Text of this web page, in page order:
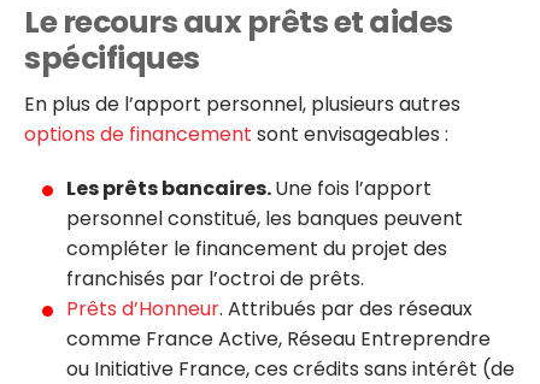
Le recours aux prêts et aides
spécifiques
En plus de l’apport personnel, plusieurs autres
options de financement sont envisageables :
Les prêts bancaires.Une fois l’apport
personnel constitué, les banques peuvent
compléter le financement du projet des
franchisés par l’octroi de prêts.
Prêts d’Honneur. Attribués par des réseaux
comme France Active, Réseau Entreprendre
ou Initiative France, ces crédits sans intérêt (de